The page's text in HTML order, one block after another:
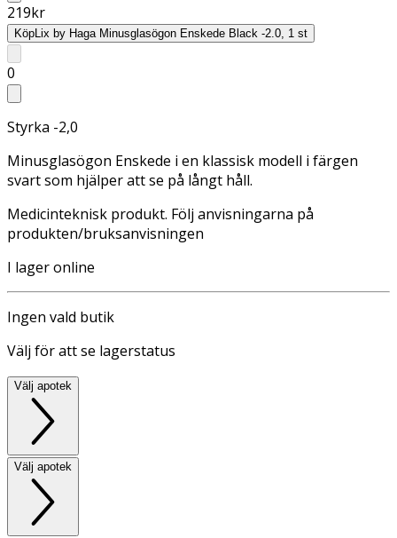
219kr
KöpLix by Haga Minusglasögon Enskede Black -2.0, 1 st
0
Styrka -2,0
Minusglasögon Enskede i en klassisk modell i färgen
svart som hjälper att se på långt håll.
Medicinteknisk produkt. Följ anvisningarna på
produkten/bruksanvisningen
I lager online
Ingen vald butik
Välj för att se lagerstatus
Välj apotek
Välj apotek